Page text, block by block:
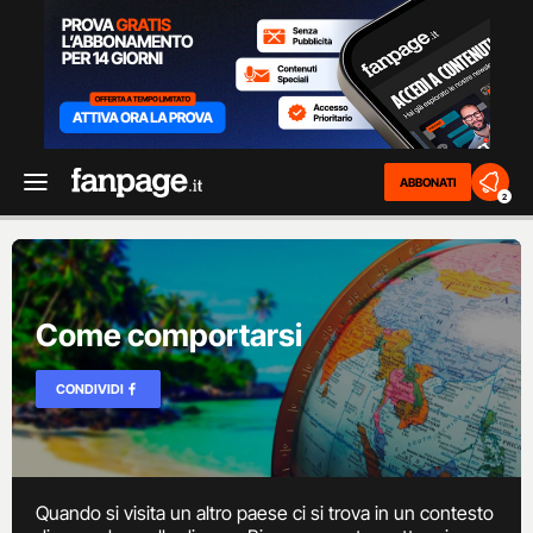
ABBONATI
2
Come comportarsi
CONDIVIDI
Quando si visita un altro paese ci si trova in un contesto